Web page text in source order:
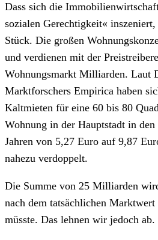
Dass sich die
sozialen Gerechtigkeit«
Stück. Die großen
und verdienen mit der
Wohnungsmarkt Milliarden. Laut
Marktforschers Empirica haben
Kaltmieten für eine 60 bis 80
Wohnung in der Hauptstadt in den
Jahren von 5,27 Euro auf 9,87
nahezu verdoppelt.
Die Summe von 25 Milliarden
nach dem tatsächlichen Marktwert
müsste. Das lehnen wir jedoch ab.